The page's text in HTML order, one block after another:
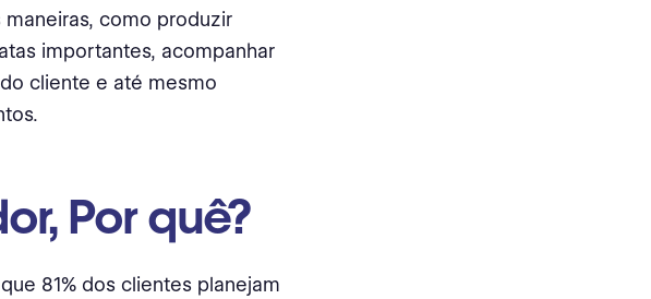
como produzir
importantes, acompanhar
cliente e até mesmo
Por quê?
81% dos clientes planejam